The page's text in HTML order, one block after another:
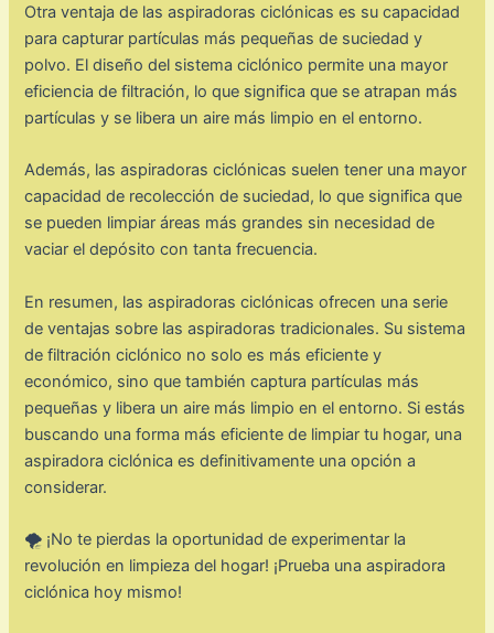
Otra ventaja de las aspiradoras ciclónicas es su capacidad
para capturar partículas más pequeñas de suciedad y
polvo. El diseño del sistema ciclónico permite una mayor
eficiencia de filtración, lo que significa que se atrapan más
partículas y se libera un aire más limpio en el entorno.
Además, las aspiradoras ciclónicas suelen tener una mayor
capacidad de recolección de suciedad, lo que significa que
se pueden limpiar áreas más grandes sin necesidad de
vaciar el depósito con tanta frecuencia.
En resumen, las aspiradoras ciclónicas ofrecen una serie
de ventajas sobre las aspiradoras tradicionales. Su sistema
de filtración ciclónico no solo es más eficiente y
económico, sino que también captura partículas más
pequeñas y libera un aire más limpio en el entorno. Si estás
buscando una forma más eficiente de limpiar tu hogar, una
aspiradora ciclónica es definitivamente una opción a
considerar.
🌪️ ¡No te pierdas la oportunidad de experimentar la
revolución en limpieza del hogar! ¡Prueba una aspiradora
ciclónica hoy mismo!